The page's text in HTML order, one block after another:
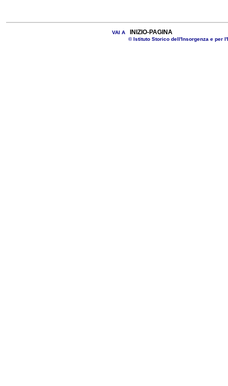
VAI A INIZIO-PAGINA
© Istituto Storico dell'Insorgenza e per